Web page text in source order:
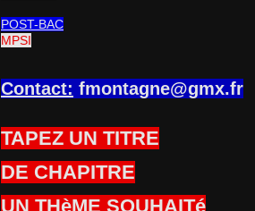
POST-BAC
MPSI
Contact: fmontagne@gmx.fr
TAPEZ UN TITRE
DE CHAPITRE
UN THèME SOUHAITé